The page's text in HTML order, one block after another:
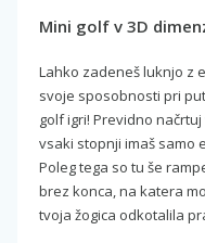
Mini golf v 3D
Lahko zadeneš luknjo z
svoje sposobnosti pri
golf igri! Previdno
vsaki stopnji imaš samo
Poleg tega so tu še
brez konca, na katera
tvoja žogica odkotalila